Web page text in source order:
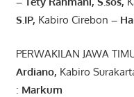
S.IP, Kabiro Cirebon –
PERWAKILAN JAWA
Ardiano, Kabiro
: Markum